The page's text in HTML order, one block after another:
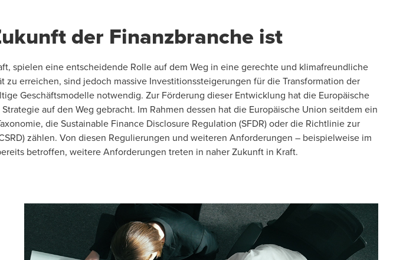
der Finanzbranche ist
spielen eine entscheidende Rolle auf dem Weg in eine gerechte und klimafreundliche
erreichen, sind jedoch massive Investitionssteigerungen für die Transformation der
Geschäftsmodelle notwendig. Zur Förderung dieser Entwicklung hat die Europäische
auf den Weg gebracht. Im Rahmen dessen hat die Europäische Union seitdem ein
, die Sustainable Finance Disclosure Regulation (SFDR) oder die Richtlinie zur
) zählen. Von diesen Regulierungen und weiteren Anforderungen – beispielweise im
betroffen, weitere Anforderungen treten in naher Zukunft in Kraft.